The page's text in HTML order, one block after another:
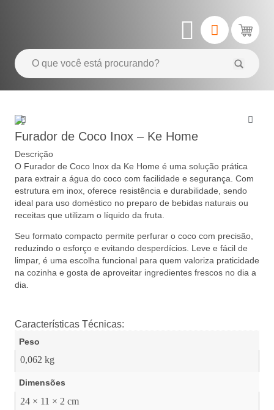
Furador de Coco Inox – Ke Home
Descrição
O Furador de Coco Inox da Ke Home é uma solução prática
para extrair a água do coco com facilidade e segurança. Com
estrutura em inox, oferece resistência e durabilidade, sendo
ideal para uso doméstico no preparo de bebidas naturais ou
receitas que utilizam o líquido da fruta.
Seu formato compacto permite perfurar o coco com precisão,
reduzindo o esforço e evitando desperdícios. Leve e fácil de
limpar, é uma escolha funcional para quem valoriza praticidade
na cozinha e gosta de aproveitar ingredientes frescos no dia a
dia.
Características Técnicas:
Peso
0,062 kg
Dimensões
24 × 11 × 2 cm